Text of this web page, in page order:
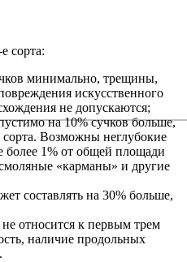
сорта:
минимально, трещины,
искусственного
не допускаются;
на 10% сучков больше,
сорта. Возможны неглубокие
1% от общей площади
«карманы» и другие
составлять на 30% больше,
относится к первым трем
наличие продольных